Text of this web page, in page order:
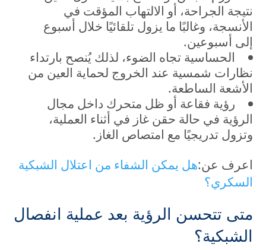
نتيجة الجراحة، أو الالتهاب المؤقت في
الأنسجة، وغالبًا ما يزول تلقائيًا خلال أسبوع
إلى أسبوعين.
الحساسية تجاه الضوء، لذلك يُنصح بارتداء
نظارات شمسية عند الخروج لحماية العين من
الأشعة الساطعة.
رؤية فقاعة أو ظل متحرك داخل مجال
الرؤية في حالة حقن غاز في أثناء العملية،
وتزول تدريجيًا مع امتصاص الغاز.
اعرف عن:هل يمكن الشفاء من اعتلال الشبكية
السكري؟
متى تتحسن الرؤية بعد عملية انفصال
الشبكية؟